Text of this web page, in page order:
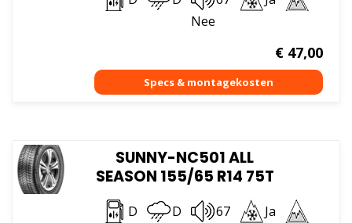
Nee
€47,00
SUNNY-NC501 ALL
SEASON 155/65 R14 75T
D D 67
Ja